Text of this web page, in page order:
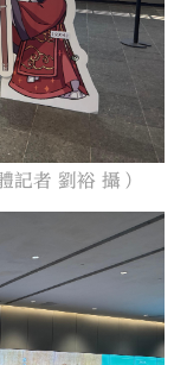
記者 劉裕 攝）